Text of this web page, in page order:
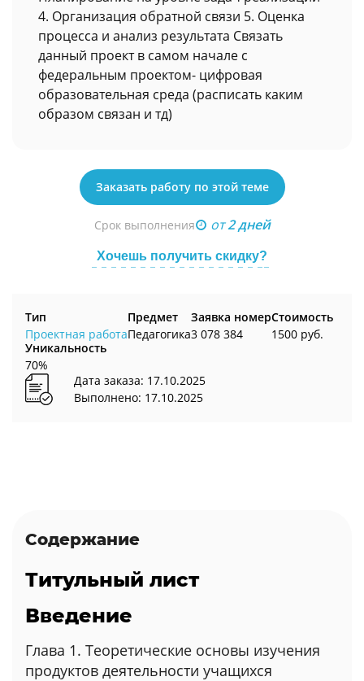
4. Организация обратной связи 5. Оценка
процесса и анализ результата Связать
данный проект в самом начале с
федеральным проектом- цифровая
образовательная среда (расписать каким
образом связан и тд)
Заказать работу по этой теме
Срок выполнения от2 дней
Хочешь получить скидку?
Тип
Проектная работа
Предмет
Педагогика
Заявка номер
3 078 384
Стоимость
1500 руб.
Уникальность
70%
Дата заказа: 17.10.2025
Выполнено: 17.10.2025
Содержание
Титульный лист
Введение
Глава 1. Теоретические основы изучения
продуктов деятельности учащихся